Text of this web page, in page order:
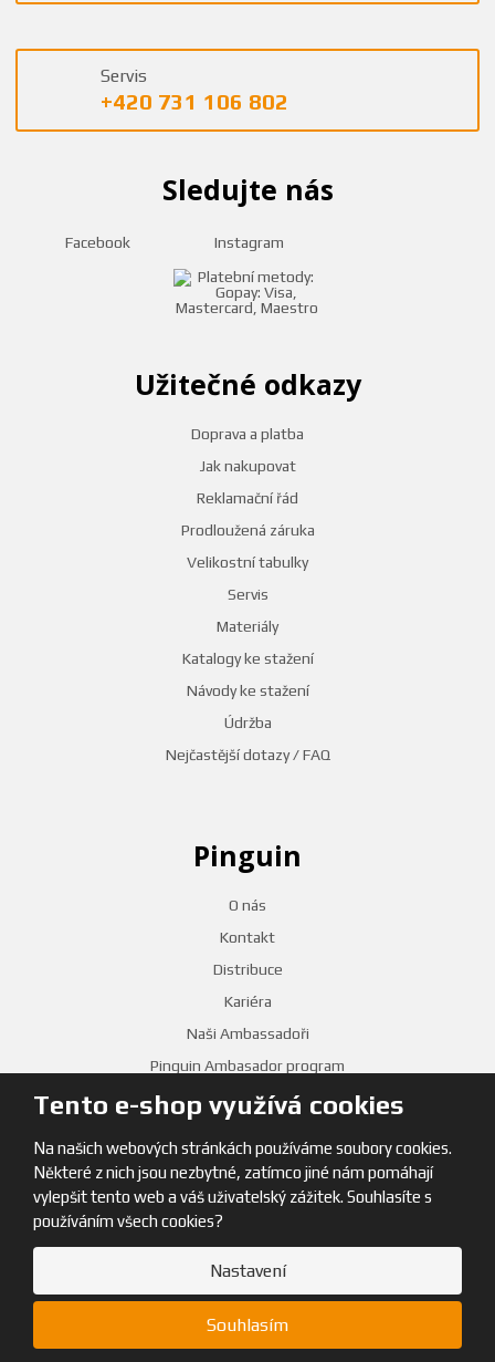
Tento e-shop využívá cookies
Na našich webových stránkách používáme soubory cookies.
Některé z nich jsou nezbytné, zatímco jiné nám pomáhají
vylepšit tento web a váš uživatelský zážitek. Souhlasíte s
používáním všech cookies?
Nastavení
Souhlasím
Užitečné odkazy
Doprava a platba
Jak nakupovat
Reklamační řád
Prodloužená záruka
Velikostní tabulky
Servis
Materiály
Katalogy ke stažení
Návody ke stažení
Údržba
Nejčastější dotazy / FAQ
Pinguin
O nás
Kontakt
Distribuce
Kariéra
Naši Ambassadoři
Pinguin Ambasador program
PRODEJNY
Servis
+420 731 106 802
Sledujte nás
Facebook Instagram
© 2026, Pinguin
|Obchodní podmínky